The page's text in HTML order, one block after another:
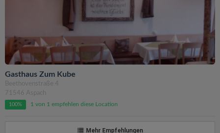
Gasthaus Zum Kube
Beethovenstraße 4
71546 Aspach
100% 1 von 1 empfehlen diese Location
Mehr Empfehlungen